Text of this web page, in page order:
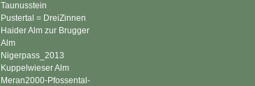
Taunusstein
Pustertal = DreiZinnen
Haider Alm zur Brugger
Alm
Nigerpass_2013
Kuppelwieser Alm
Meran2000-Pfossental-